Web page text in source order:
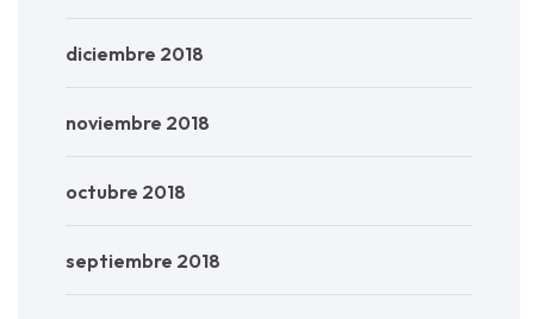
diciembre 2018
noviembre 2018
octubre 2018
septiembre 2018